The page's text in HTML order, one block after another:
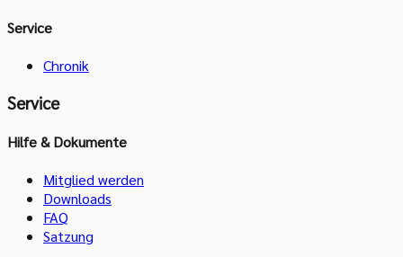
Service
Chronik
Service
Hilfe & Dokumente
Mitglied werden
Downloads
FAQ
Satzung